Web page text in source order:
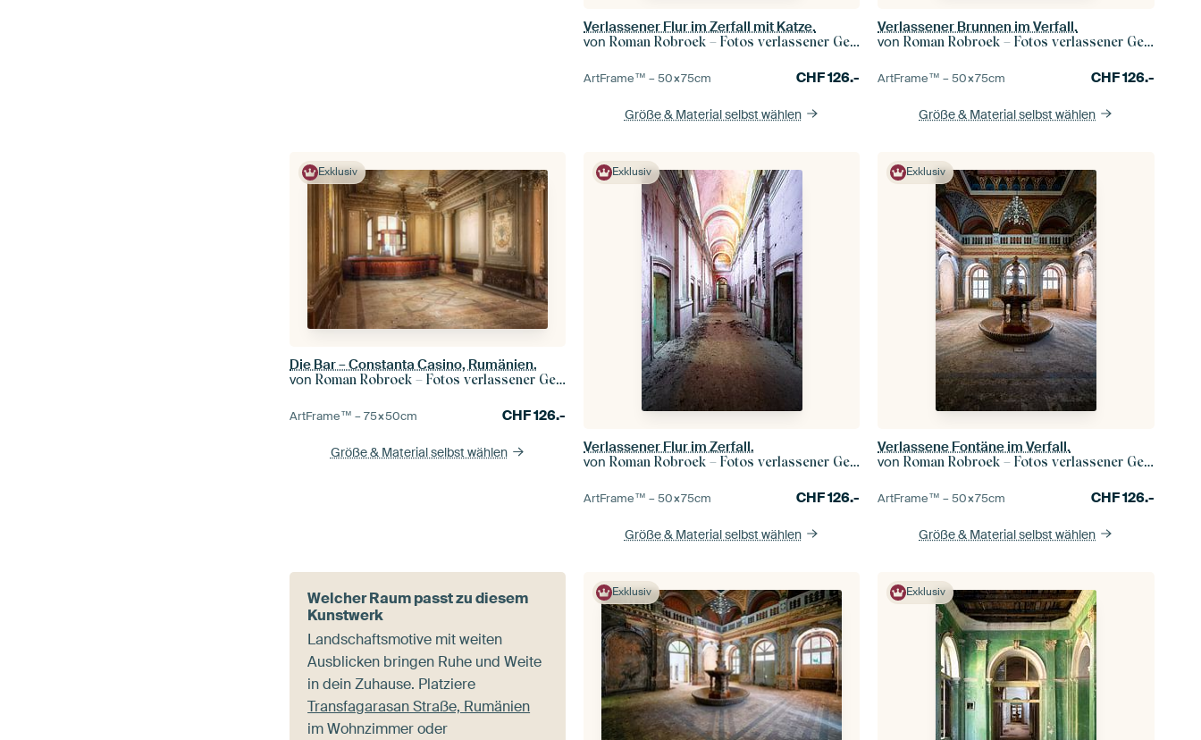
Verlassener Flur im Zerfall mit Katze.
vonRoman Robroek – Fotos verlassener Gebäude
ArtFrame™ –50×75cm CHF126.-
Größe & Material selbst wählen
Verlassener Brunnen im Verfall.
vonRoman Robroek – Fotos verlassener Gebäude
ArtFrame™ –50×75cm CHF126.-
Größe & Material selbst wählen
Exklusiv
Die Bar – Constanta Casino, Rumänien.
vonRoman Robroek – Fotos verlassener Gebäude
ArtFrame™ –75×50cm CHF126.-
Größe & Material selbst wählen
Exklusiv
Verlassener Flur im Zerfall.
vonRoman Robroek – Fotos verlassener Gebäude
ArtFrame™ –50×75cm CHF126.-
Größe & Material selbst wählen
Exklusiv
Verlassene Fontäne im Verfall.
vonRoman Robroek – Fotos verlassener Gebäude
ArtFrame™ –50×75cm CHF126.-
Größe & Material selbst wählen
Welcher Raum passt zu diesem
Kunstwerk
Landschaftsmotive mit weiten
Ausblicken bringen Ruhe und Weite
in dein Zuhause. Platziere
Transfagarasan Straße, Rumänien
im Wohnzimmer oder
Exklusiv Exklusiv